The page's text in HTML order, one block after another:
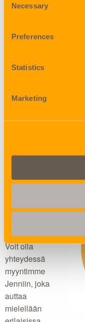
Selection
Necessary
Preferences
Statistics
Marketing
lisätietoa tai
Voit olla
yhteydessä
myyntimme
Jenniin, joka
auttaa
mielellään